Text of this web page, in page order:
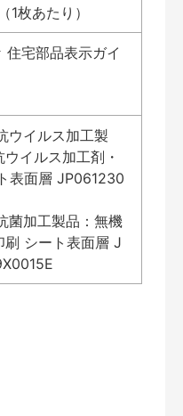
1枚あたり）
部品表示ガイ
ウイルス加工製
イルス加工剤・
表面層 JP061230
菌加工製品：無機
刷 シート表面層 J